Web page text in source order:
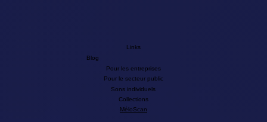
Links
Blog
Pour les entreprises
Pour le secteur public
Sons individuels
Collections
MéloScan